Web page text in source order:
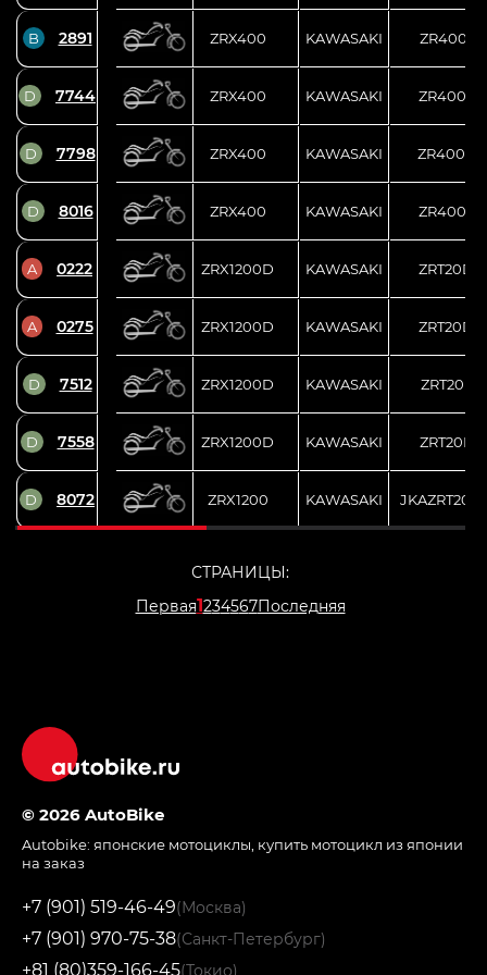
B 2891 ZRX400 KAWASAKI ZR400E-
D 7744 ZRX400 KAWASAKI ZR400E-
D 7798 ZRX400 KAWASAKI ZR400E-
D 8016 ZRX400 KAWASAKI ZR400E-
A 0222 ZRX1200D KAWASAKI ZRT20D-
A 0275 ZRX1200D KAWASAKI ZRT20D-
D 7512 ZRX1200D KAWASAKI ZRT20D-
D 7558 ZRX1200D KAWASAKI ZRT20D-
D 8072 ZRX1200 KAWASAKI
СТРАНИЦЫ:
Первая1234567Последняя
© 2026 AutoBike
Autobike: японские мотоциклы, купить мотоцикл из японии
на заказ
+7 (901) 519-46-49(Москва)
+7 (901) 970-75-38(Санкт-Петербург)
+81 (80)359-166-45(Токио)